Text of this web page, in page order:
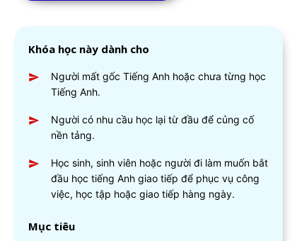
Người mất gốc Tiếng Anh hoặc chưa từng học
Tiếng Anh.
Người có nhu cầu học lại từ đầu để củng cố
nền tảng.
Học sinh, sinh viên hoặc người đi làm muốn bắt
đầu học tiếng Anh giao tiếp để phục vụ công
việc, học tập hoặc giao tiếp hàng ngày.
Khóa học này dành cho
Mục tiêu